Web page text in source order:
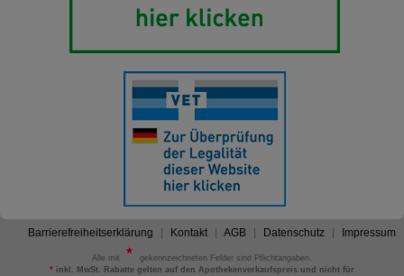
Barrierefreiheitserklärung Kontakt AGB Datenschutz Impressum
Alle mit
gekennzeichneten Felder sind Pflichtangaben.
*inkl. MwSt. Rabatte gelten auf den Apothekenverkaufspreis und nicht für